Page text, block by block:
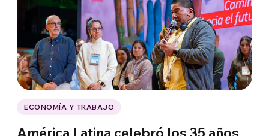
ECONOMÍA Y TRABAJO